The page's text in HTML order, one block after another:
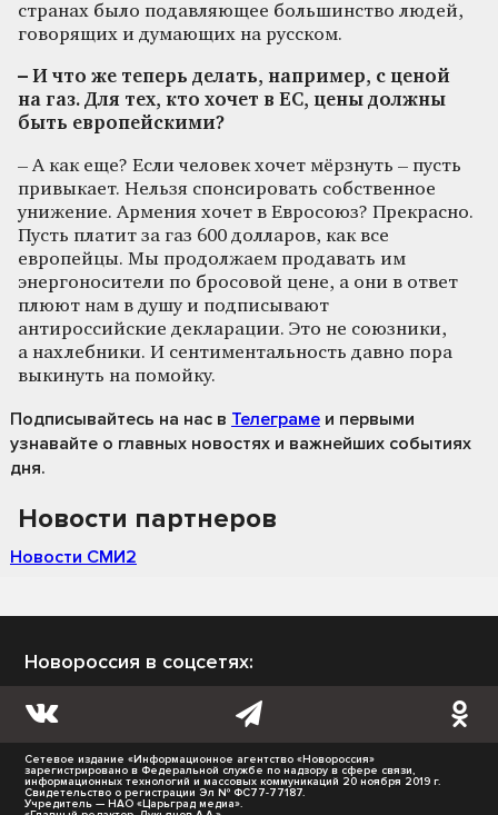
странах было подавляющее большинство людей,
говорящих и думающих на русском.
– И что же теперь делать, например, с ценой
на газ. Для тех, кто хочет в ЕС, цены должны
быть европейскими?
– А как еще? Если человек хочет мёрзнуть – пусть
привыкает. Нельзя спонсировать собственное
унижение. Армения хочет в Евросоюз? Прекрасно.
Пусть платит за газ 600 долларов, как все
европейцы. Мы продолжаем продавать им
энергоносители по бросовой цене, а они в ответ
плюют нам в душу и подписывают
антироссийские декларации. Это не союзники,
а нахлебники. И сентиментальность давно пора
выкинуть на помойку.
Подписывайтесь на нас в Телеграме и первыми
узнавайте о главных новостях и важнейших событиях
дня.
Новости партнеров
Новости СМИ2
Новороссия в соцсетях:
Сетевое издание «Информационное агентство «Новороссия»
зарегистрировано в Федеральной службе по надзору в сфере связи,
информационных технологий и массовых коммуникаций 20 ноября 2019 г.
Свидетельство о регистрации Эл № ФС77-77187.
Учредитель — НАО «Царьград медиа».